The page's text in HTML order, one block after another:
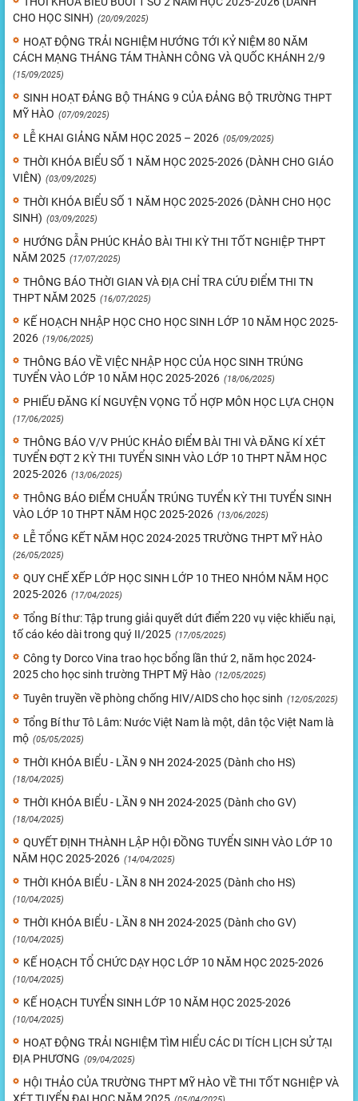
CHO HỌC SINH) (20/09/2025)
HOẠT ĐỘNG TRẢI NGHIỆM HƯỚNG TỚI KỶ NIỆM 80 NĂM
CÁCH MẠNG THÁNG TÁM THÀNH CÔNG VÀ QUỐC KHÁNH 2/9
(15/09/2025)
SINH HOẠT ĐẢNG BỘ THÁNG 9 CỦA ĐẢNG BỘ TRƯỜNG THPT
MỸ HÀO (07/09/2025)
LỄ KHAI GIẢNG NĂM HỌC 2025 – 2026 (05/09/2025)
THỜI KHÓA BIỂU SỐ 1 NĂM HỌC 2025-2026 (DÀNH CHO GIÁO
VIÊN) (03/09/2025)
THỜI KHÓA BIỂU SỐ 1 NĂM HỌC 2025-2026 (DÀNH CHO HỌC
SINH) (03/09/2025)
HƯỚNG DẪN PHÚC KHẢO BÀI THI KỲ THI TỐT NGHIỆP THPT
NĂM 2025 (17/07/2025)
THÔNG BÁO THỜI GIAN VÀ ĐỊA CHỈ TRA CỨU ĐIỂM THI TN
THPT NĂM 2025 (16/07/2025)
KẾ HOẠCH NHẬP HỌC CHO HỌC SINH LỚP 10 NĂM HỌC 2025-
2026 (19/06/2025)
THÔNG BÁO VỀ VIỆC NHẬP HỌC CỦA HỌC SINH TRÚNG
TUYỂN VÀO LỚP 10 NĂM HỌC 2025-2026 (18/06/2025)
PHIẾU ĐĂNG KÍ NGUYỆN VỌNG TỔ HỢP MÔN HỌC LỰA CHỌN
(17/06/2025)
THÔNG BÁO V/V PHÚC KHẢO ĐIỂM BÀI THI VÀ ĐĂNG KÍ XÉT
TUYỂN ĐỢT 2 KỲ THI TUYỂN SINH VÀO LỚP 10 THPT NĂM HỌC
2025-2026 (13/06/2025)
THÔNG BÁO ĐIỂM CHUẨN TRÚNG TUYỂN KỲ THI TUYỂN SINH
VÀO LỚP 10 THPT NĂM HỌC 2025-2026 (13/06/2025)
LỄ TỔNG KẾT NĂM HỌC 2024-2025 TRƯỜNG THPT MỸ HÀO
(26/05/2025)
QUY CHẾ XẾP LỚP HỌC SINH LỚP 10 THEO NHÓM NĂM HỌC
2025-2026 (17/04/2025)
Tổng Bí thư: Tập trung giải quyết dứt điểm 220 vụ việc khiếu nại,
tố cáo kéo dài trong quý II/2025 (17/05/2025)
Công ty Dorco Vina trao học bổng lần thứ 2, năm học 2024-
2025 cho học sinh trường THPT Mỹ Hào (12/05/2025)
Tuyên truyền về phòng chống HIV/AIDS cho học sinh (12/05/2025)
Tổng Bí thư Tô Lâm: Nước Việt Nam là một, dân tộc Việt Nam là
mộ (05/05/2025)
THỜI KHÓA BIỂU - LẦN 9 NH 2024-2025 (Dành cho HS)
(18/04/2025)
THỜI KHÓA BIỂU - LẦN 9 NH 2024-2025 (Dành cho GV)
(18/04/2025)
QUYẾT ĐỊNH THÀNH LẬP HỘI ĐỒNG TUYỂN SINH VÀO LỚP 10
NĂM HỌC 2025-2026 (14/04/2025)
THỜI KHÓA BIỂU - LẦN 8 NH 2024-2025 (Dành cho HS)
(10/04/2025)
THỜI KHÓA BIỂU - LẦN 8 NH 2024-2025 (Dành cho GV)
(10/04/2025)
KẾ HOẠCH TỔ CHỨC DẠY HỌC LỚP 10 NĂM HỌC 2025-2026
(10/04/2025)
KẾ HOẠCH TUYỂN SINH LỚP 10 NĂM HỌC 2025-2026
(10/04/2025)
HOẠT ĐỘNG TRẢI NGHIỆM TÌM HIỂU CÁC DI TÍCH LỊCH SỬ TẠI
ĐỊA PHƯƠNG (09/04/2025)
HỘI THẢO CỦA TRƯỜNG THPT MỸ HÀO VỀ THI TỐT NGHIỆP VÀ